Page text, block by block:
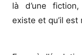
là d’une
existe et qu’il est